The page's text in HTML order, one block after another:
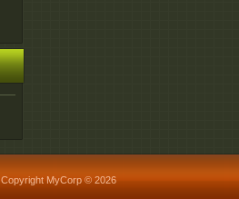
Copyright MyCorp © 2026